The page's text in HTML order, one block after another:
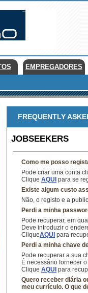
EMPREGADORES
FREQUENTLY
JOBSEEKERS
Como me posso
Pode criar uma conta
Clique AQUI para se
Existe algum custo
Não, o registo e a
Perdi a minha
Pode recuperar, em
Deve introduzir o
CliqueAQUI para
Perdi a minha chave
Pode recuperar a sua
É necessário fornecer
Clique AQUI para
Quero receber diária
meu currículo. O que